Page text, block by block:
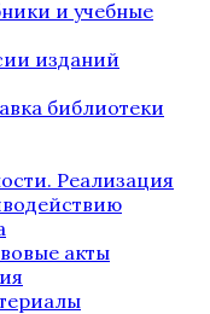
и учебные
изданий
библиотеки
Реализация
акты